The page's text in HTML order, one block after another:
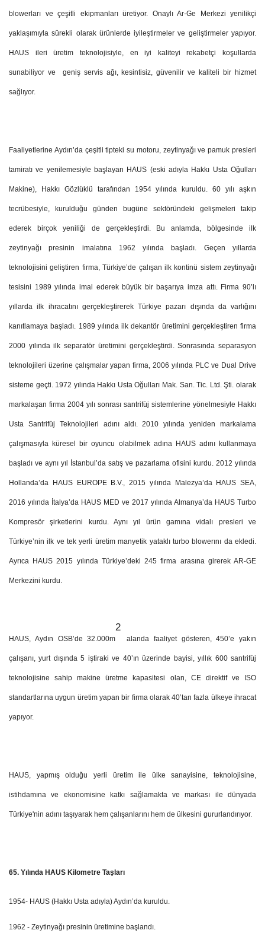
blowerları ve çeşitli ekipmanları üretiyor. Onaylı Ar-Ge Merkezi yenilikçi
yaklaşımıyla sürekli olarak ürünlerde iyileştirmeler ve geliştirmeler yapıyor.
HAUS ileri üretim teknolojisiyle, en iyi kaliteyi rekabetçi koşullarda
sunabiliyor ve geniş servis ağı, kesintisiz, güvenilir ve kaliteli bir hizmet
sağlıyor.
Faaliyetlerine Aydın’da çeşitli tipteki su motoru, zeytinyağı ve pamuk presleri
tamiratı ve yenilemesiyle başlayan HAUS (eski adıyla Hakkı Usta Oğulları
Makine), Hakkı Gözlüklü tarafından 1954 yılında kuruldu. 60 yılı aşkın
tecrübesiyle, kurulduğu günden bugüne sektöründeki gelişmeleri takip
ederek birçok yeniliği de gerçekleştirdi. Bu anlamda, bölgesinde ilk
zeytinyağı presinin imalatına 1962 yılında başladı. Geçen yıllarda
teknolojisini geliştiren firma, Türkiye’de çalışan ilk kontinü sistem zeytinyağı
tesisini 1989 yılında imal ederek büyük bir başarıya imza attı. Firma 90’lı
yıllarda ilk ihracatını gerçekleştirerek Türkiye pazarı dışında da varlığını
kanıtlamaya başladı. 1989 yılında ilk dekantör üretimini gerçekleştiren firma
2000 yılında ilk separatör üretimini gerçekleştirdi. Sonrasında separasyon
teknolojileri üzerine çalışmalar yapan firma, 2006 yılında PLC ve Dual Drive
sisteme geçti. 1972 yılında Hakkı Usta Oğulları Mak. San. Tic. Ltd. Şti. olarak
markalaşan firma 2004 yılı sonrası santrifüj sistemlerine yönelmesiyle Hakkı
Usta Santrifüj Teknolojileri adını aldı. 2010 yılında yeniden markalama
çalışmasıyla küresel bir oyuncu olabilmek adına HAUS adını kullanmaya
başladı ve aynı yıl İstanbul’da satış ve pazarlama ofisini kurdu. 2012 yılında
Hollanda’da HAUS EUROPE B.V., 2015 yılında Malezya’da HAUS SEA,
2016 yılında İtalya’da HAUS MED ve 2017 yılında Almanya’da HAUS Turbo
Kompresör şirketlerini kurdu. Aynı yıl ürün gamına vidalı presleri ve
Türkiye’nin ilk ve tek yerli üretim manyetik yataklı turbo blowerını da ekledi.
Ayrıca HAUS 2015 yılında Türkiye’deki 245 firma arasına girerek AR-GE
Merkezini kurdu.
HAUS, Aydın OSB’de 32.000m
2
alanda faaliyet gösteren, 450’e yakın
çalışanı, yurt dışında 5 iştiraki ve 40’ın üzerinde bayisi, yıllık 600 santrifüj
teknolojisine sahip makine üretme kapasitesi olan, CE direktif ve ISO
standartlarına uygun üretim yapan bir firma olarak 40’tan fazla ülkeye ihracat
yapıyor.
HAUS, yapmış olduğu yerli üretim ile ülke sanayisine, teknolojisine,
istihdamına ve ekonomisine katkı sağlamakta ve markası ile dünyada
Türkiye'nin adını taşıyarak hem çalışanlarını hem de ülkesini gururlandırıyor.
65. Yılında HAUS Kilometre Taşları
1954- HAUS (Hakkı Usta adıyla) Aydın’da kuruldu.
1962 - Zeytinyağı presinin üretimine başlandı.